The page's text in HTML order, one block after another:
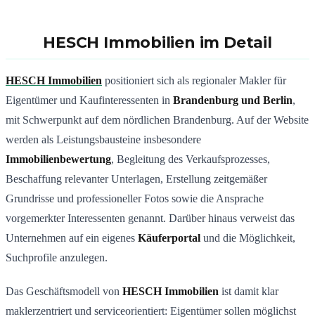
HESCH Immobilien im Detail
HESCH Immobilien positioniert sich als regionaler Makler für
Eigentümer und Kaufinteressenten in Brandenburg und Berlin,
mit Schwerpunkt auf dem nördlichen Brandenburg. Auf der Website
werden als Leistungsbausteine insbesondere
Immobilienbewertung, Begleitung des Verkaufsprozesses,
Beschaffung relevanter Unterlagen, Erstellung zeitgemäßer
Grundrisse und professioneller Fotos sowie die Ansprache
vorgemerkter Interessenten genannt. Darüber hinaus verweist das
Unternehmen auf ein eigenes Käuferportal und die Möglichkeit,
Suchprofile anzulegen.
Das Geschäftsmodell von HESCH Immobilien ist damit klar
maklerzentriert und serviceorientiert: Eigentümer sollen möglichst